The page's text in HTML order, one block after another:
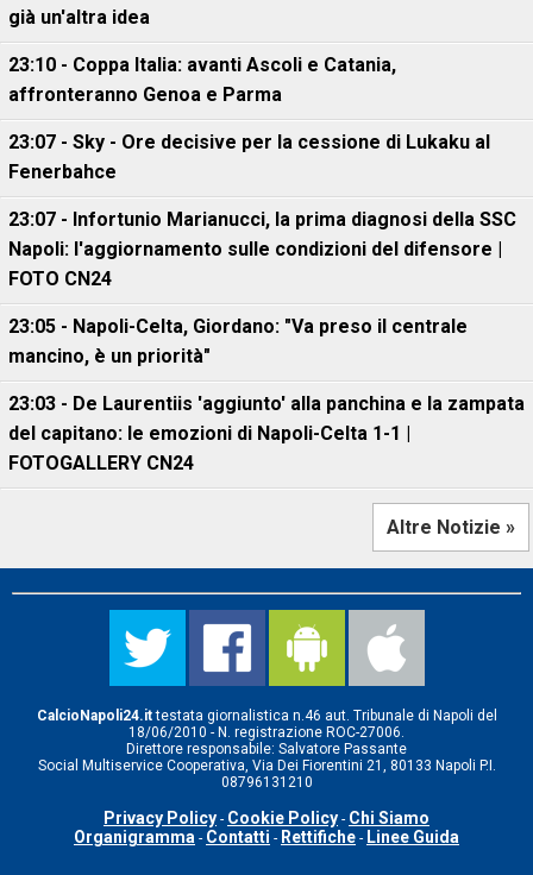
già un'altra idea
23:10 - Coppa Italia: avanti Ascoli e Catania,
affronteranno Genoa e Parma
23:07 - Sky - Ore decisive per la cessione di Lukaku al
Fenerbahce
23:07 - Infortunio Marianucci, la prima diagnosi della SSC
Napoli: l'aggiornamento sulle condizioni del difensore |
FOTO CN24
23:05 - Napoli-Celta, Giordano: "Va preso il centrale
mancino, è un priorità"
23:03 - De Laurentiis 'aggiunto' alla panchina e la zampata
del capitano: le emozioni di Napoli-Celta 1-1 |
FOTOGALLERY CN24
Altre Notizie »
CalcioNapoli24.ittestata giornalistica n.46 aut. Tribunale di Napoli del
18/06/2010 - N. registrazione ROC-27006.
Direttore responsabile: Salvatore Passante
Social Multiservice Cooperativa, Via Dei Fiorentini 21, 80133 Napoli P.I.
08796131210
Privacy Policy - Cookie Policy - Chi Siamo
Organigramma - Contatti - Rettifiche - Linee Guida